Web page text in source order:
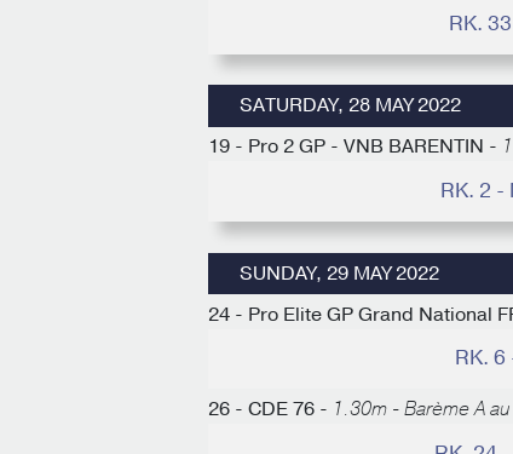
RK.
SATURDAY, 28 MAY 2022
19 - Pro 2 GP - VNB BARENTIN -
RK. 2 -
SUNDAY, 29 MAY 2022
24 - Pro Elite GP Grand National
RK. 6
26 - CDE 76 - 1.30m - Barème A